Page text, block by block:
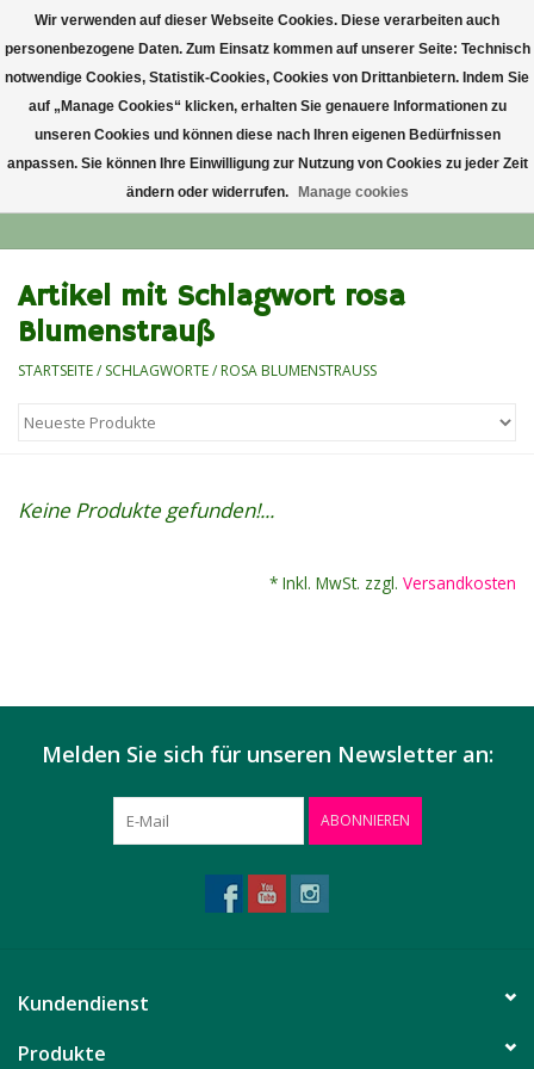
Startseite
Lieblingsblumen
Alle Blumensträuße
Artikel mit Schlagwort rosa
Blumenstrauß
STARTSEITE/ SCHLAGWORTE/ ROSA BLUMENSTRAUSS
Keine Produkte gefunden!...
* Inkl. MwSt. zzgl. Versandkosten
Melden Sie sich für unseren Newsletter an:
ABONNIEREN
Kundendienst
Produkte
Wir verwenden auf dieser Webseite Cookies. Diese verarbeiten auch
personenbezogene Daten. Zum Einsatz kommen auf unserer Seite: Technisch
notwendige Cookies, Statistik-Cookies, Cookies von Drittanbietern. Indem Sie
auf „Manage Cookies“ klicken, erhalten Sie genauere Informationen zu
unseren Cookies und können diese nach Ihren eigenen Bedürfnissen
anpassen. Sie können Ihre Einwilligung zur Nutzung von Cookies zu jeder Zeit
ändern oder widerrufen.
Manage cookies